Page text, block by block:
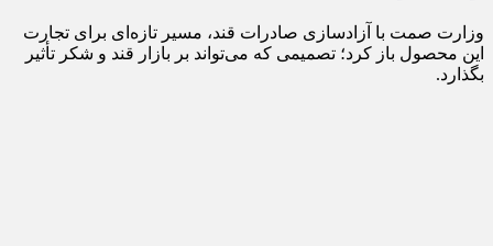
وزارت صمت با آزادسازی صادرات قند، مسیر تازه‌ای برای تجارت
این محصول باز کرد؛ تصمیمی که می‌تواند بر بازار قند و شکر تأثیر
بگذارد.